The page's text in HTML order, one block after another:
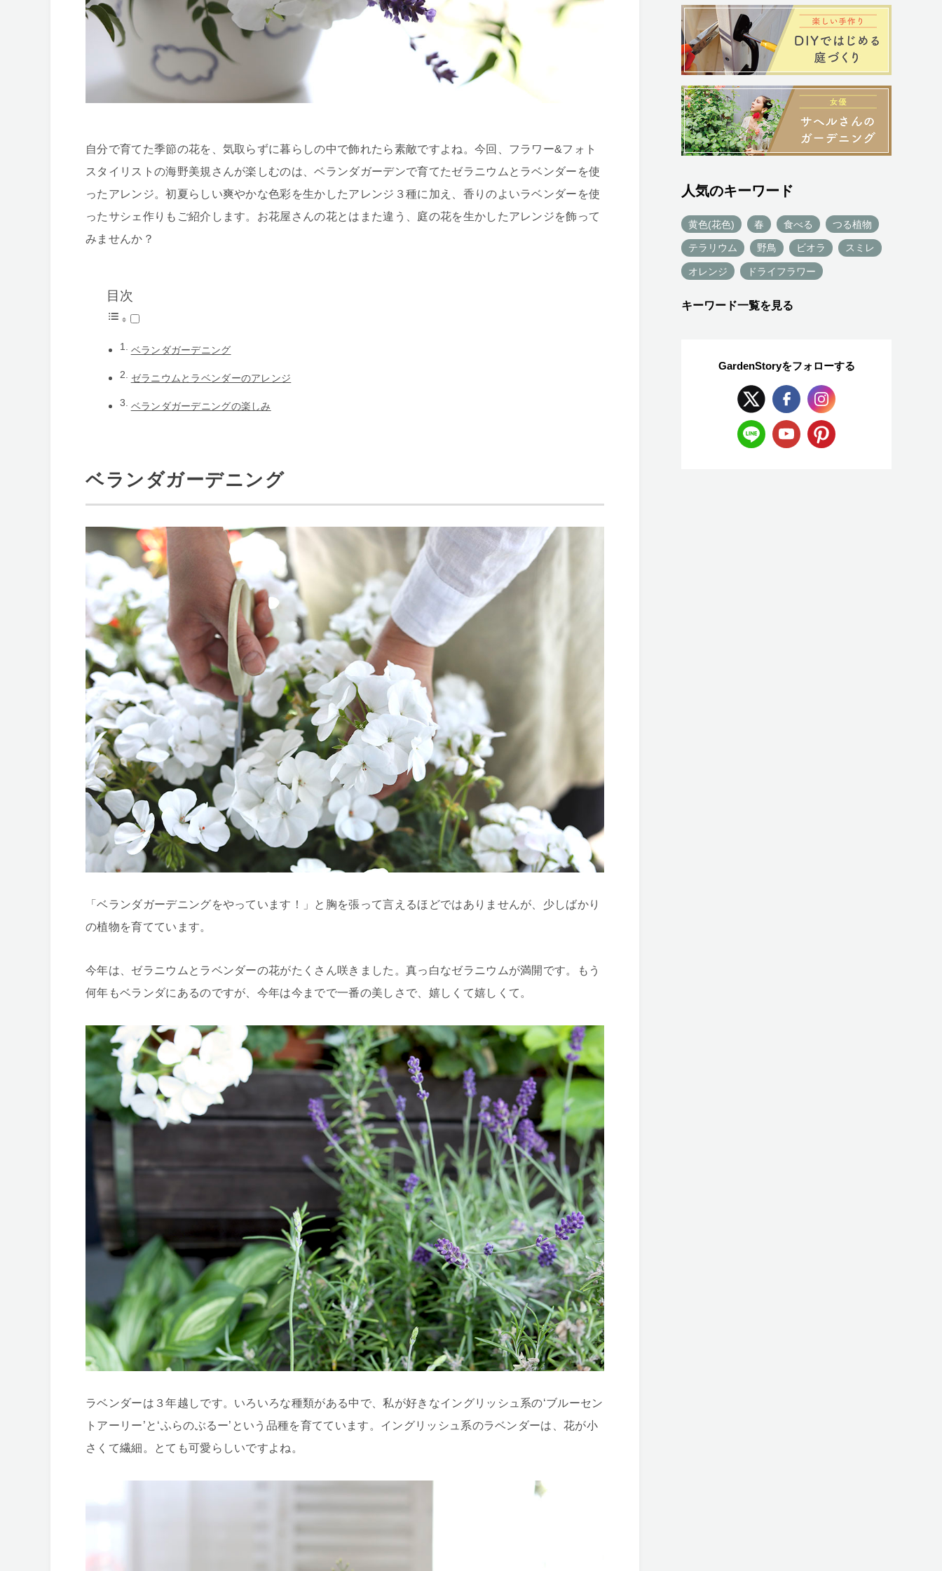
自分で育てた季節の花を、気取らずに暮らしの中で飾れたら素敵ですよね。今回、フラワー&フォト
スタイリストの海野美規さんが楽しむのは、ベランダガーデンで育てたゼラニウムとラベンダーを使
ったアレンジ。初夏らしい爽やかな色彩を生かしたアレンジ３種に加え、香りのよいラベンダーを使
ったサシェ作りもご紹介します。お花屋さんの花とはまた違う、庭の花を生かしたアレンジを飾って
みませんか？
目次
ベランダガーデニング
ゼラニウムとラベンダーのアレンジ
ベランダガーデニングの楽しみ
ベランダガーデニング
「ベランダガーデニングをやっています！」と胸を張って言えるほどではありませんが、少しばかり
の植物を育てています。
今年は、ゼラニウムとラベンダーの花がたくさん咲きました。真っ白なゼラニウムが満開です。もう
何年もベランダにあるのですが、今年は今までで一番の美しさで、嬉しくて嬉しくて。
ラベンダーは３年越しです。いろいろな種類がある中で、私が好きなイングリッシュ系の‘ブルーセン
トアーリー’と‘ふらのぶるー’という品種を育てています。イングリッシュ系のラベンダーは、花が小
さくて繊細。とても可愛らしいですよね。
人気のキーワード
黄色(花色) 春 食べる つる植物
テラリウム 野鳥 ビオラ スミレ
オレンジ ドライフラワー
キーワード一覧を見る
GardenStoryをフォローする